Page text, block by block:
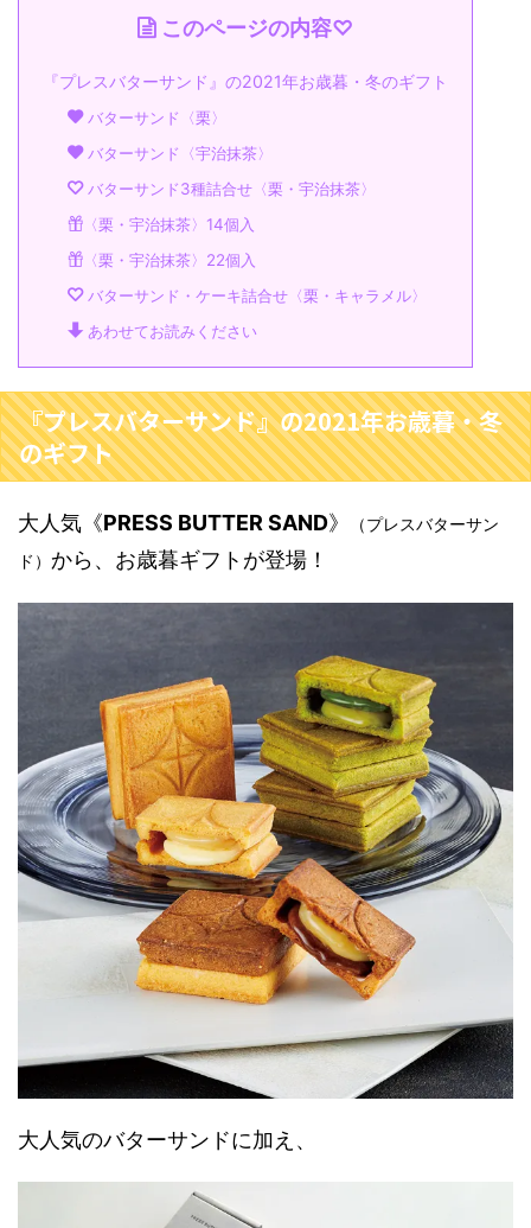
このページの内容♡
『プレスバターサンド』の2021年お歳暮・冬のギフト
バターサンド〈栗〉
バターサンド〈宇治抹茶〉
バターサンド3種詰合せ〈栗・宇治抹茶〉
〈栗・宇治抹茶〉14個入
〈栗・宇治抹茶〉22個入
バターサンド・ケーキ詰合せ〈栗・キャラメル〉
あわせてお読みください
『プレスバターサンド』の2021年お歳暮・冬
のギフト
大人気《PRESS BUTTER SAND》
（プレスバターサン
ド） から、お歳暮ギフトが登場！
大人気のバターサンドに加え、